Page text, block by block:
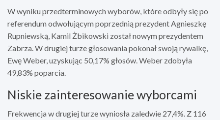
W wyniku przedterminowych wyborów, które odbyły się po
referendum odwołującym poprzednią prezydent Agnieszkę
Rupniewską, Kamil Żbikowski został nowym prezydentem
Zabrza. W drugiej turze głosowania pokonał swoją rywalkę,
Ewę Weber, uzyskując 50,17% głosów. Weber zdobyła
49,83% poparcia.
Niskie zainteresowanie wyborcami
Frekwencja w drugiej turze wyniosła zaledwie 27,4%. Z 116